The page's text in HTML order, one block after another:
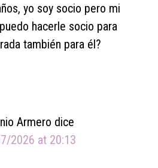
yo soy socio pero mi
hacerle socio para
también para él?
Armero dice
2026 at 20:13